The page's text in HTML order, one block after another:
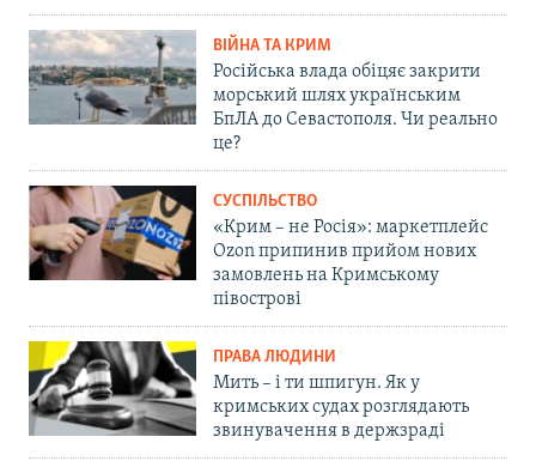
ВІЙНА ТА КРИМ
Російська влада обіцяє закрити
морський шлях українським
БпЛА до Севастополя. Чи реально
це?
СУСПІЛЬСТВО
«Крим – не Росія»: маркетплейс
Ozon припинив прийом нових
замовлень на Кримському
півострові
ПРАВА ЛЮДИНИ
Мить – і ти шпигун. Як у
кримських судах розглядають
звинувачення в держзраді